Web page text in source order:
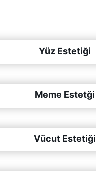
Yüz Estetiği
Meme Estetği
Vücut Estetiği